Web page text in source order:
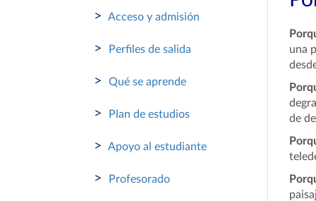
> Acceso y admisión
> Perfiles de salida
> Qué se aprende
> Plan de estudios
> Apoyo al estudiante
> Profesorado
una
de